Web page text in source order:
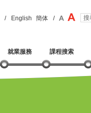
/ English 簡体 /
就業服務 課程搜索